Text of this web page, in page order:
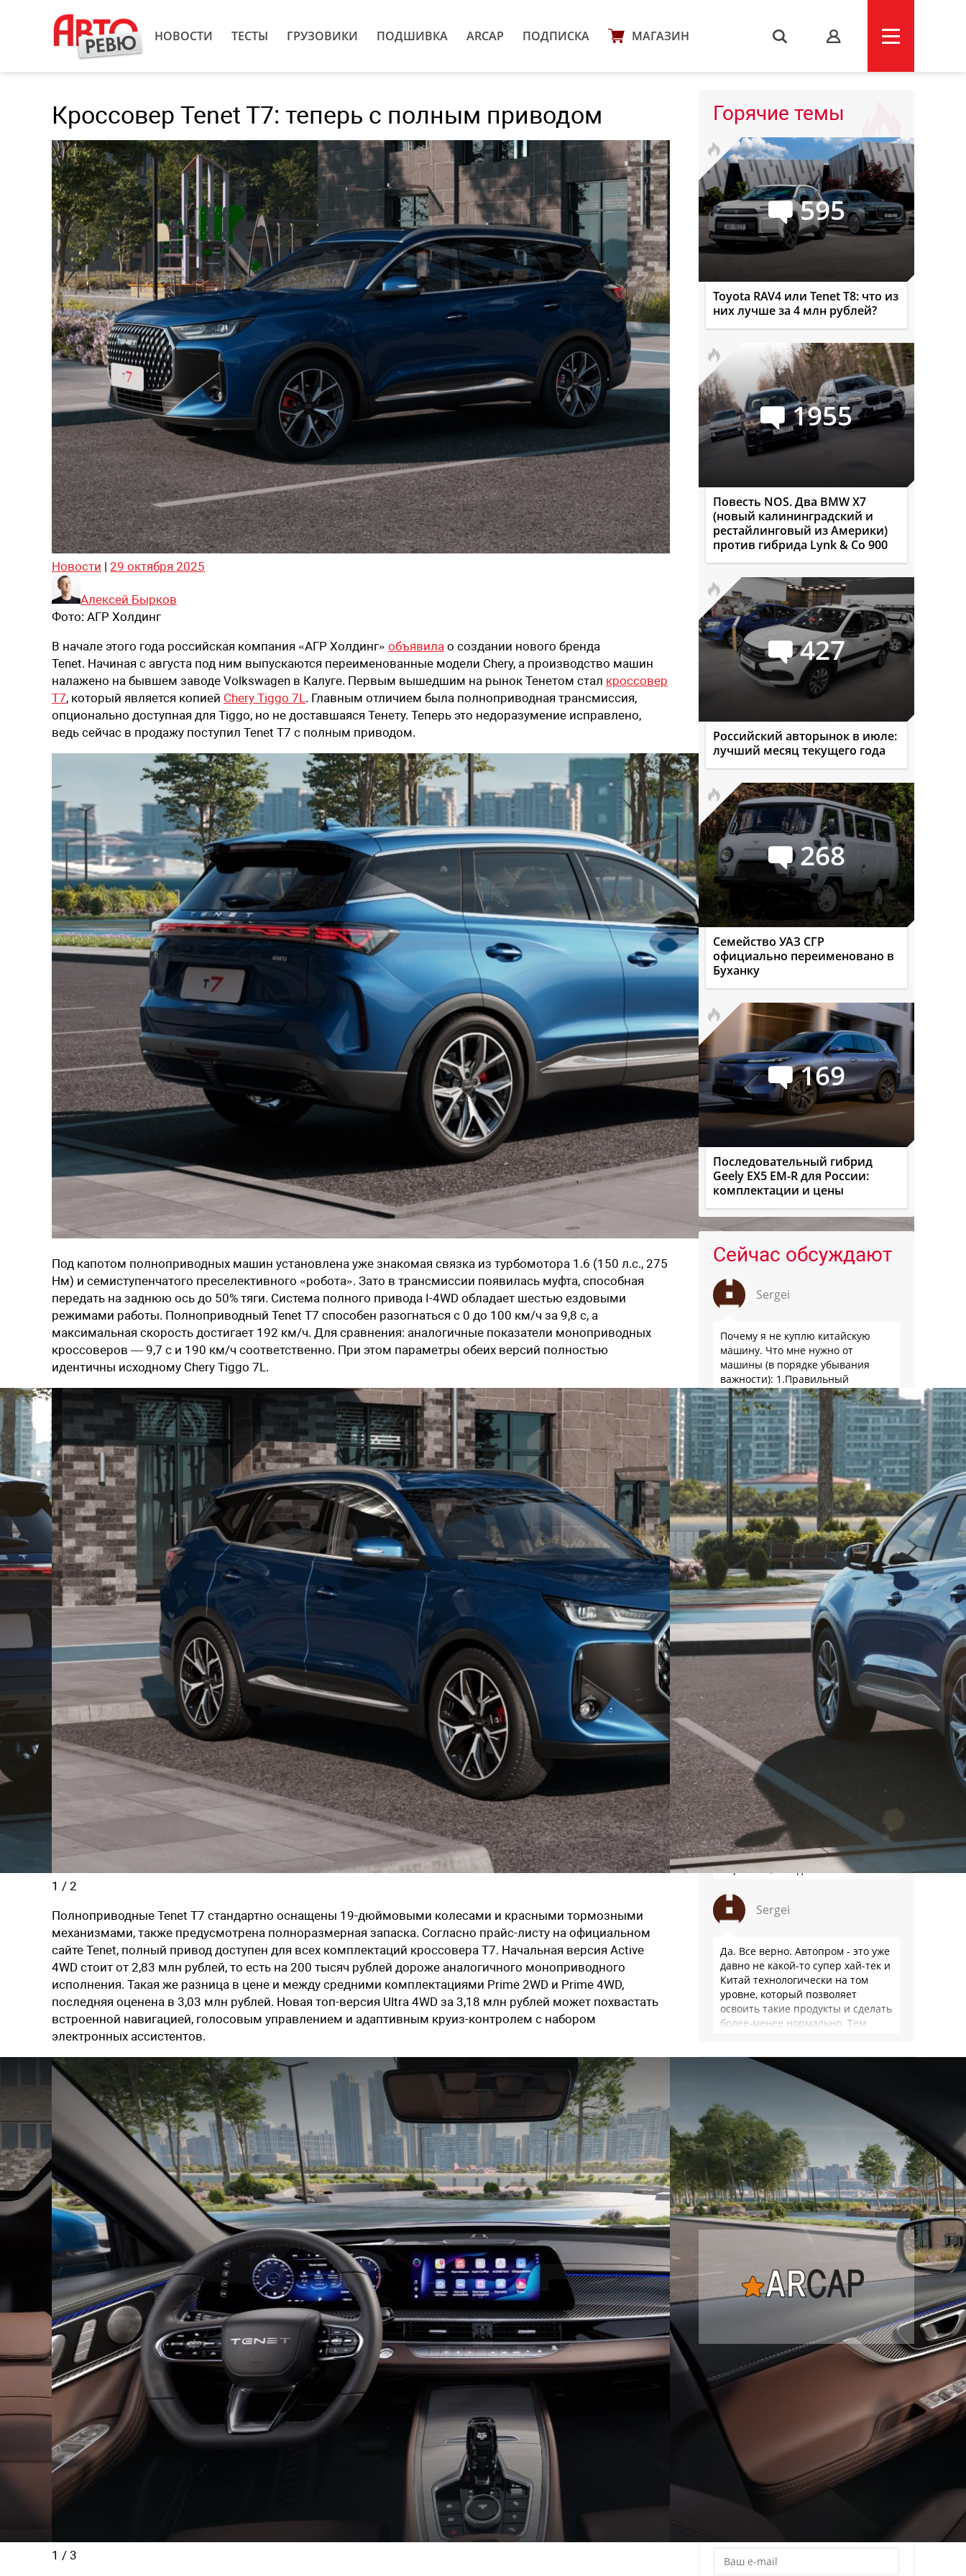
НОВОСТИ ТЕСТЫ ГРУЗОВИКИ ПОДШИВКА ARCAP ПОДПИСКА МАГАЗИН s
Кроссовер Tenet T7: теперь с полным приводом
Новости | 29 октября 2025
Алексей Бырков
Фото: АГР Холдинг
В начале этого года российская компания «АГР Холдинг» объявила о создании нового бренда
Tenet. Начиная с августа под ним выпускаются переименованные модели Chery, а производство машин
налажено на бывшем заводе Volkswagen в Калуге. Первым вышедшим на рынок Тенетом стал кроссовер
T7, который является копией Chery Tiggo 7L . Главным отличием была полноприводная трансмиссия,
опционально доступная для Tiggo, но не доставшаяся Тенету. Теперь это недоразумение исправлено,
ведь сейчас в продажу поступил Tenet T7 с полным приводом.
Под капотом полноприводных машин установлена уже знакомая связка из турбомотора 1.6 (150 л.с., 275
Нм) и семиступенчатого преселективного «робота». Зато в трансмиссии появилась муфта, способная
передать на заднюю ось до 50% тяги. Система полного привода I-4WD обладает шестью ездовыми
режимами работы. Полноприводный Tenet T7 способен разогнаться с 0 до 100 км/ч за 9,8 с, а
максимальная скорость достигает 192 км/ч. Для сравнения: аналогичные показатели моноприводных
кроссоверов — 9,7 с и 190 км/ч соответственно. При этом параметры обеих версий полностью
идентичны исходному Chery Tiggo 7L.
1 / 2
Полноприводные Tenet T7 стандартно оснащены 19-дюймовыми колесами и красными тормозными
механизмами, также предусмотрена полноразмерная запаска. Согласно прайс-листу на официальном
сайте Tenet, полный привод доступен для всех комплектаций кроссовера T7. Начальная версия Active
4WD стоит от 2,83 млн рублей, то есть на 200 тысяч рублей дороже аналогичного моноприводного
исполнения. Такая же разница в цене и между средними комплектациями Prime 2WD и Prime 4WD,
последняя оценена в 3,03 млн рублей. Новая топ-версия Ultra 4WD за 3,18 млн рублей может похвастать
встроенной навигацией, голосовым управлением и адаптивным круиз-контролем с набором
электронных ассистентов.
1 / 3
Горячие темы
595
Toyota RAV4 или Tenet T8: что из
них лучше за 4 млн рублей?
1955
Повесть NOS. Два BMW X7
(новый калининградский и
рестайлинговый из Америки)
против гибрида Lynk & Co 900
427
Российский авторынок в июле:
лучший месяц текущего года
268
Семейство УАЗ СГР
официально переименовано в
Буханку
169
Последовательный гибрид
Geely EX5 EM-R для России:
комплектации и цены
Сейчас обсуждают
Sergei
Почему я не куплю китайскую
машину. Что мне нужно от
машины (в порядке убывания
важности): 1.Правильный
типоразмер. В моем случае это
кузов универсал среднего
размера. 2.Надежность. Хочется
быть уверенным, что она меня
везде довезет и …
Дмитрий
У китайских колымаг нет никакой
репутации, это просто дешевые
подделки под авто из
цивилизованных стран. Кроме
того в китайском автопроме
сильнейший спад производства
(более 20% по итогам года)и
почти все китайские
производители работают …
Дмитрий
Зачем АР опять сравнивает
несравнимое, очередной заказ от
того же заказчика? Тойота в
прошлом году продала более
миллиона RAV на самых богатых и
требовательных рынках США и
Японии, в очередной раз
подтвердив статус …
Евгений
При этом обе веревки
произведены на одном заводе в
Китае. Например, как Мазда СХ5 и
Чанган. А серенькая и грубая
привезена контрабандой через
Киргизию, а модненькая типа с
Sergei
Да. Все верно. Автопром - это уже
давно не какой-то супер хай-тек и
Китай технологически на том
уровне, который позволяет
освоить такие продукты и сделать
более-менее нормально. Тем
Наша экспертиза
подержанных автомобилей
Рассылка
Лучшие материалы Авторевю — в